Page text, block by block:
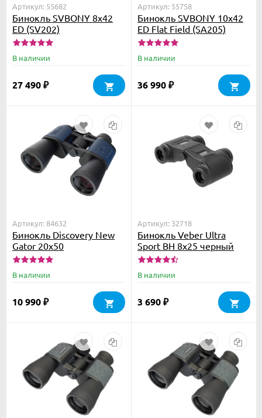
Артикул: 55682
Бинокль SVBONY 8x42
ED (SV202)
В наличии
27 490 ₽
Артикул: 55758
Бинокль SVBONY 10x42
ED Flat Field (SA205)
В наличии
36 990 ₽
Артикул: 84632
Бинокль Discovery New
Gator 20x50
В наличии
10 990 ₽
Артикул: 32718
Бинокль Veber Ultra
Sport BН 8x25 черный
В наличии
3 690 ₽